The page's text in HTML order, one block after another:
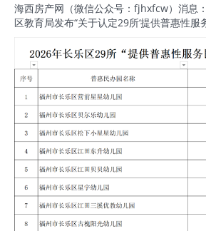
海西房产网（微信公众号：fjhxfcw）消息
区教育局发布“关于认定29所‘提供普惠性服